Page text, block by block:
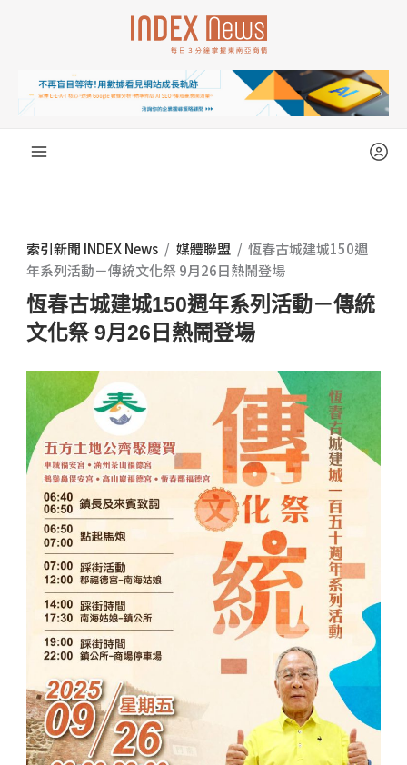
索引新聞 INDEX News / 媒體聯盟 / 恆春古城建城150週
年系列活動－傳統文化祭 9月26日熱鬧登場
恆春古城建城150週年系列活動－傳統
文化祭 9月26日熱鬧登場